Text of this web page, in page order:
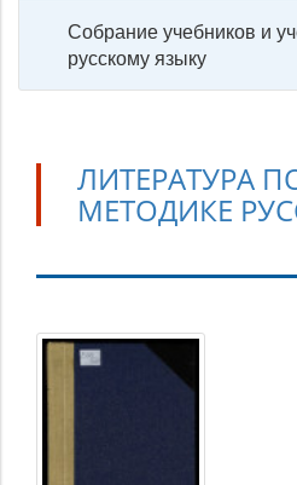
Собрание учебников и
русскому языку
ЛИТЕРАТУРА
МЕТОДИКЕ
Литература
по